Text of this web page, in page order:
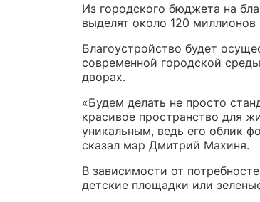
Из городского бюджета на
выделят около 120
Благоустройство будет
современной городской
дворах.
«Будем делать не просто
красивое пространство для
уникальным, ведь его облик
сказал мэр Дмитрий Махиня.
В зависимости от
детские площадки или